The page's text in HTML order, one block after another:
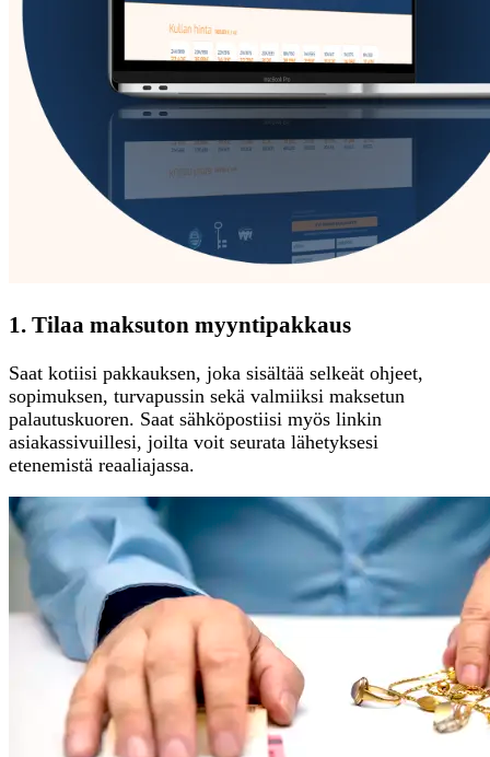
1. Tilaa maksuton myyntipakkaus
Saat kotiisi pakkauksen, joka sisältää selkeät ohjeet,
sopimuksen, turvapussin sekä valmiiksi maksetun
palautuskuoren. Saat sähköpostiisi myös linkin
asiakassivuillesi, joilta voit seurata lähetyksesi
etenemistä reaaliajassa.